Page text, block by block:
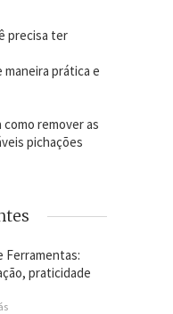
precisa ter
maneira prática e
como remover as
pichações
Ferramentas:
praticidade